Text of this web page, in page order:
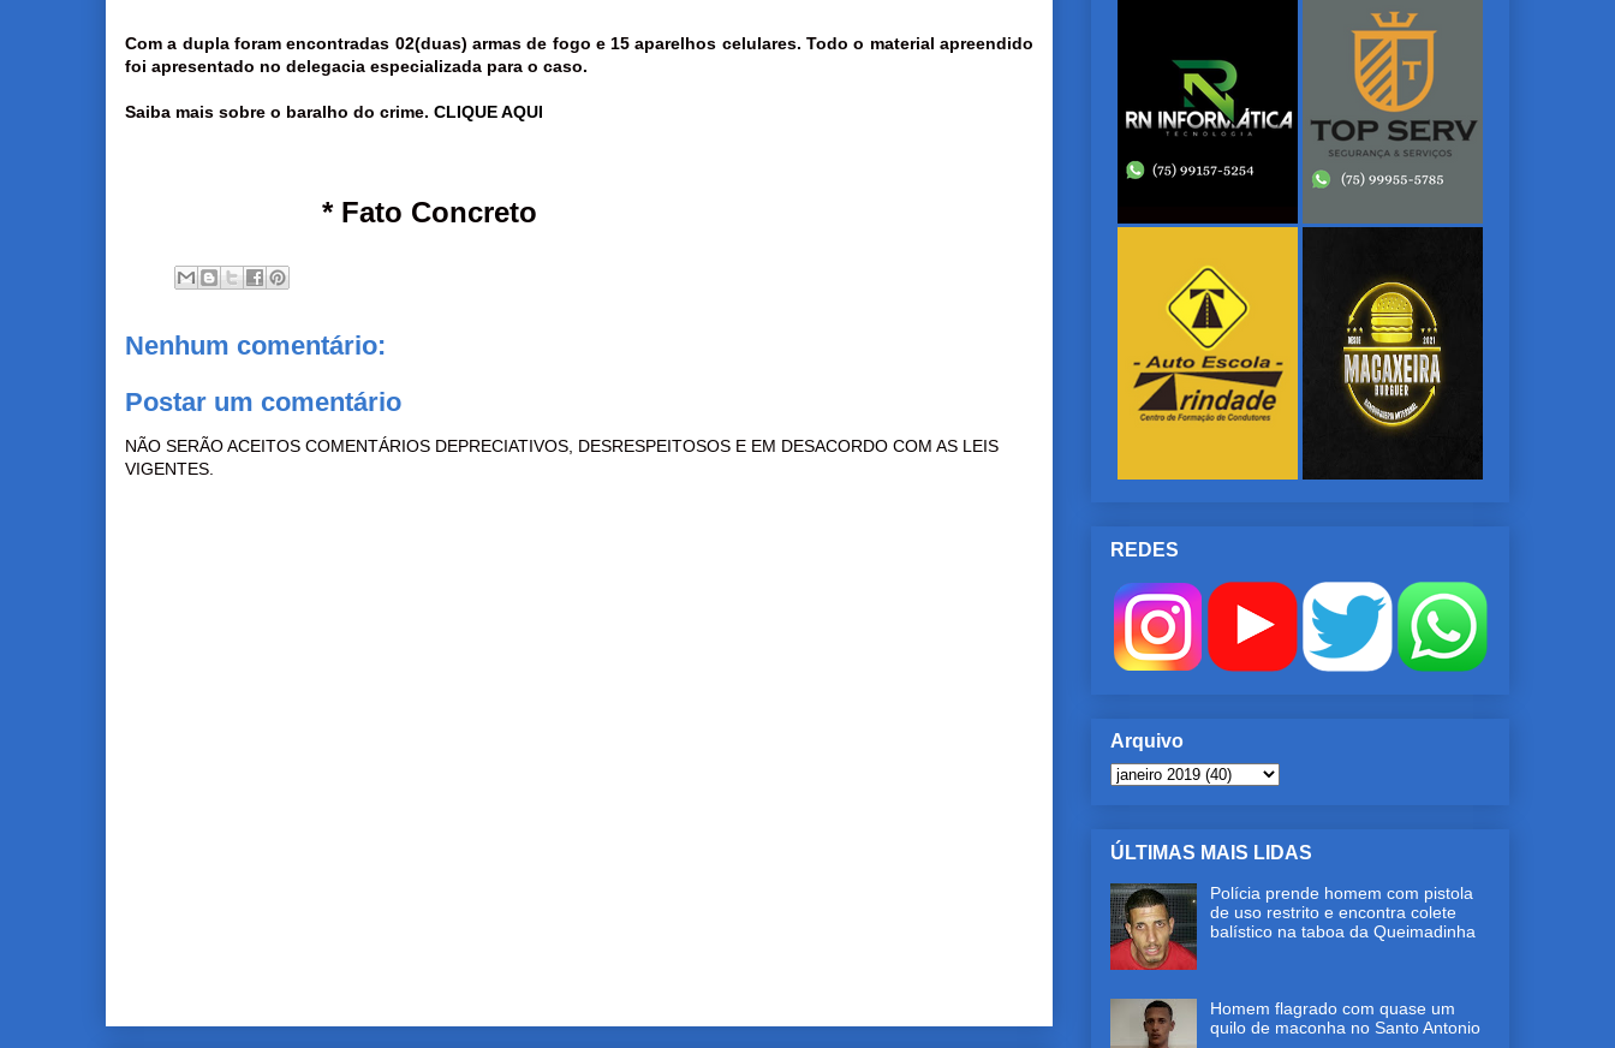
Com a dupla foram encontradas 02(duas) armas de fogo e 15 aparelhos celulares. Todo o material apreendido
foi apresentado no delegacia especializada para o caso.
Saiba mais sobre o baralho do crime. CLIQUE AQUI
* Fato Concreto
Nenhum comentário:
Postar um comentário
NÃO SERÃO ACEITOS COMENTÁRIOS DEPRECIATIVOS, DESRESPEITOSOS E EM DESACORDO COM AS LEIS
VIGENTES.
REDES
Arquivo
ÚLTIMAS MAIS LIDAS
Polícia prende homem com pistola
de uso restrito e encontra colete
balístico na taboa da Queimadinha
Homem flagrado com quase um
quilo de maconha no Santo Antonio